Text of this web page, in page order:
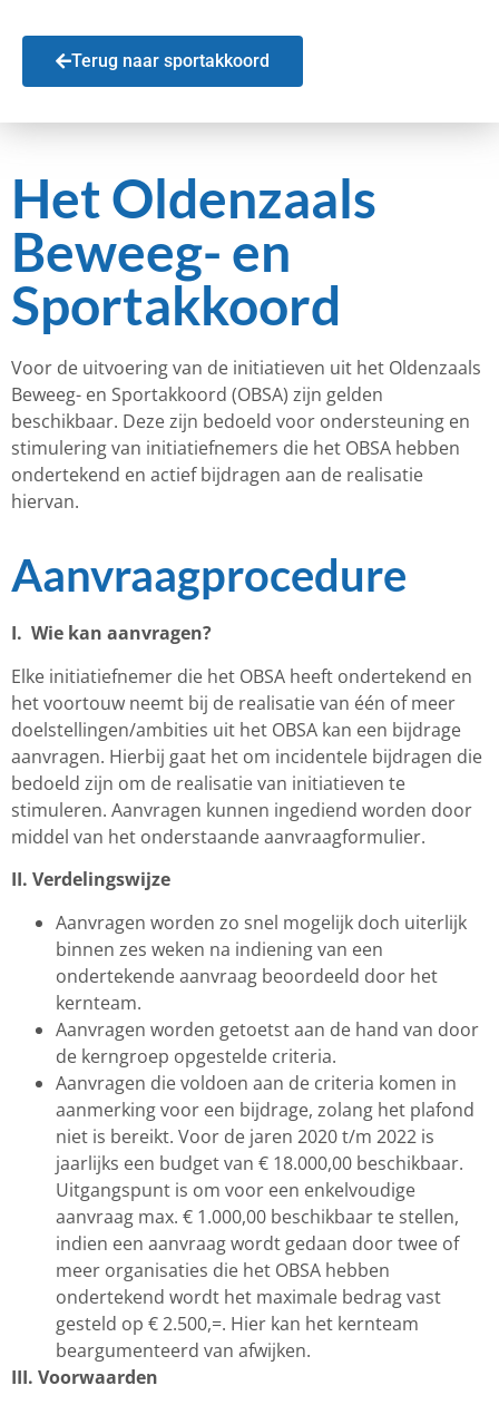
Terug naar sportakkoord
Het Oldenzaals
Beweeg- en
Sportakkoord
Voor de uitvoering van de initiatieven uit het Oldenzaals
Beweeg- en Sportakkoord (OBSA) zijn gelden
beschikbaar. Deze zijn bedoeld voor ondersteuning en
stimulering van initiatiefnemers die het OBSA hebben
ondertekend en actief bijdragen aan de realisatie
hiervan.
Aanvraagprocedure
I. Wie kan aanvragen?
Elke initiatiefnemer die het OBSA heeft ondertekend en
het voortouw neemt bij de realisatie van één of meer
doelstellingen/ambities uit het OBSA kan een bijdrage
aanvragen. Hierbij gaat het om incidentele bijdragen die
bedoeld zijn om de realisatie van initiatieven te
stimuleren. Aanvragen kunnen ingediend worden door
middel van het onderstaande aanvraagformulier.
II. Verdelingswijze
Aanvragen worden zo snel mogelijk doch uiterlijk
binnen zes weken na indiening van een
ondertekende aanvraag beoordeeld door het
kernteam.
Aanvragen worden getoetst aan de hand van door
de kerngroep opgestelde criteria.
Aanvragen die voldoen aan de criteria komen in
aanmerking voor een bijdrage, zolang het plafond
niet is bereikt. Voor de jaren 2020 t/m 2022 is
jaarlijks een budget van € 18.000,00 beschikbaar.
Uitgangspunt is om voor een enkelvoudige
aanvraag max. € 1.000,00 beschikbaar te stellen,
indien een aanvraag wordt gedaan door twee of
meer organisaties die het OBSA hebben
ondertekend wordt het maximale bedrag vast
gesteld op € 2.500,=. Hier kan het kernteam
beargumenteerd van afwijken.
III. Voorwaarden